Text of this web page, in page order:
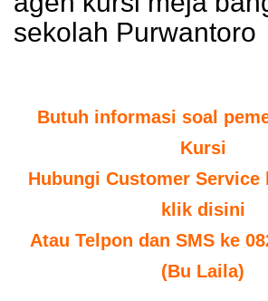
sekolah Purwantoro
Butuh informasi soal
Kursi
Hubungi Customer Service
klik disini
Atau Telpon dan SMS ke
(Bu Laila)